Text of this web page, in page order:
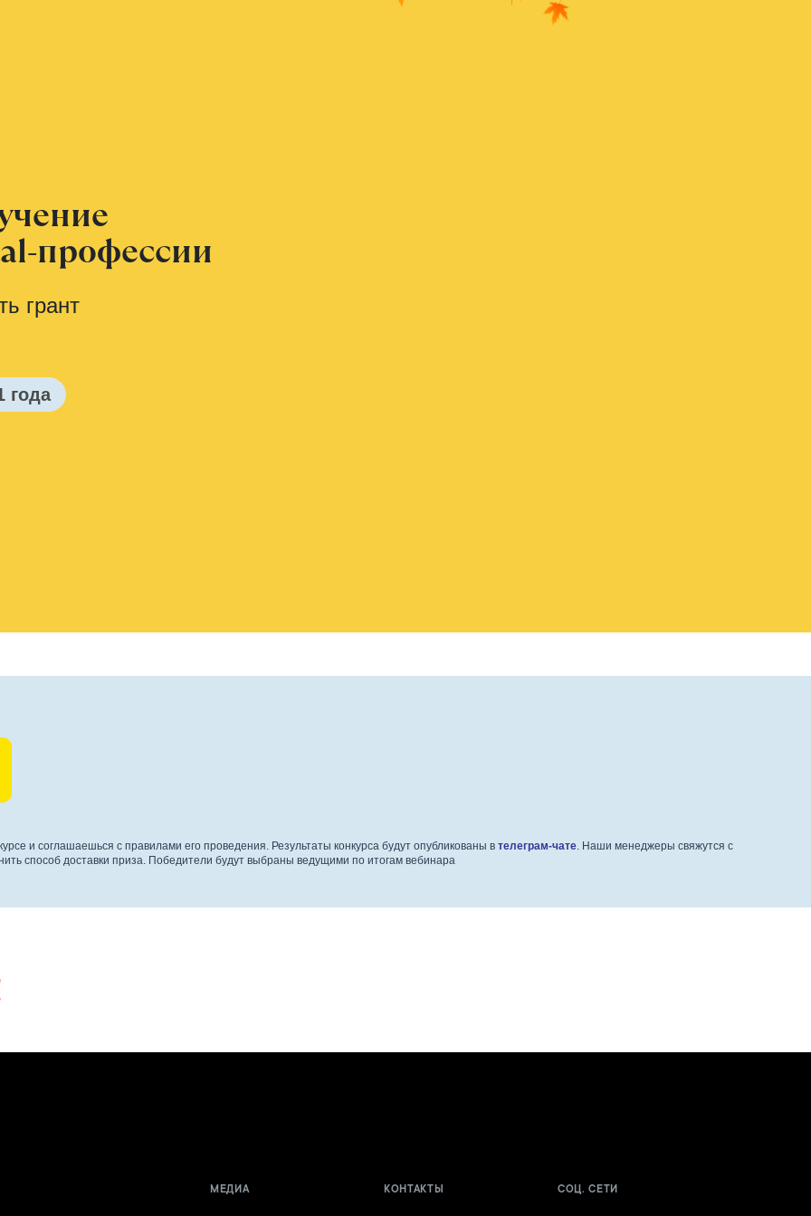
профессии
грант
года
и соглашаешься с правилами его проведения. Результаты конкурса будут опубликованы в телеграм-чате. Наши менеджеры свяжутся с
способ доставки приза. Победители будут выбраны ведущими по итогам вебинара
МЕДИА КОНТАКТЫ СОЦ. СЕТИ